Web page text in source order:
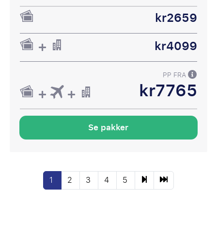
kr2659
kr4099
PP FRA
kr7765
Se pakker
1 2 3 4 5